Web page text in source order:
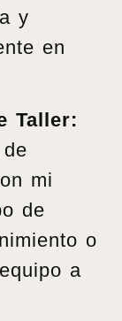
y
en
Taller:
mi
de
o
a